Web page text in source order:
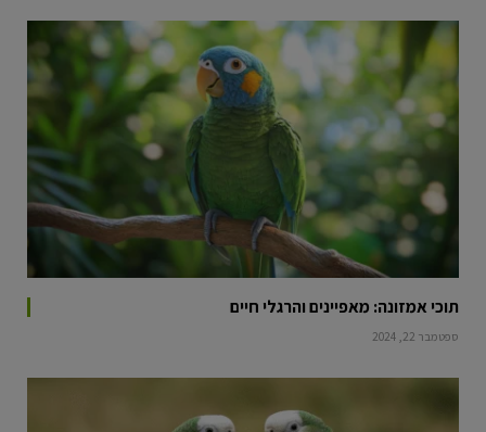
תוכי אמזונה: מאפיינים והרגלי חיים
ספטמבר 22, 2024